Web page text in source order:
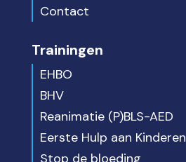
Contact
Trainingen
EHBO
BHV
Reanimatie (P)BLS-AED
Eerste Hulp aan Kinderen
Stop de bloeding